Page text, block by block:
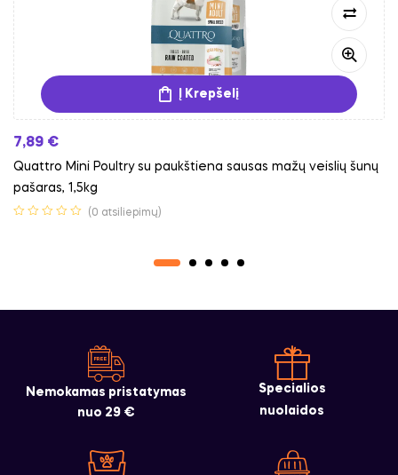
Į Krepšelį
7,89 €
Quattro Mini Poultry su paukštiena sausas mažų veislių šunų
pašaras, 1,5kg
(0 atsiliepimų)
Nemokamas pristatymas
nuo 29 €
Specialios
nuolaidos